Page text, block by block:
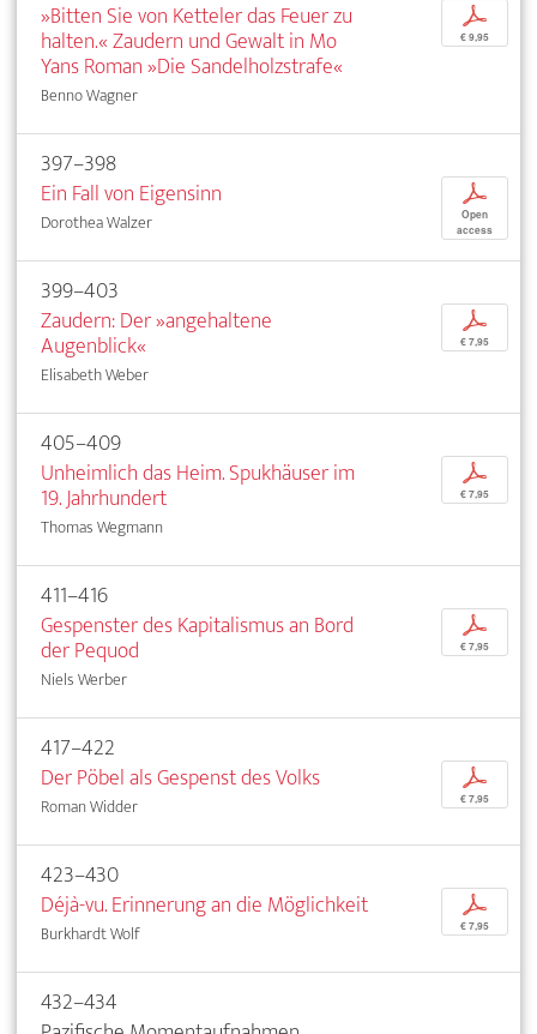
»Bitten Sie von Ketteler das Feuer zu
halten.« Zaudern und Gewalt in Mo
Yans Roman »Die Sandelholzstrafe«
Benno Wagner
p
€ 9,95
397–398
Ein Fall von Eigensinn
Dorothea Walzer
p
Open
access
399–403
Zaudern: Der »angehaltene
Augenblick«
Elisabeth Weber
p
€ 7,95
405–409
Unheimlich das Heim. Spukhäuser im
19. Jahrhundert
Thomas Wegmann
p
€ 7,95
411–416
Gespenster des Kapitalismus an Bord
der Pequod
Niels Werber
p
€ 7,95
417–422
Der Pöbel als Gespenst des Volks
Roman Widder
p
€ 7,95
423–430
Déjà-vu. Erinnerung an die Möglichkeit
Burkhardt Wolf
p
€ 7,95
432–434